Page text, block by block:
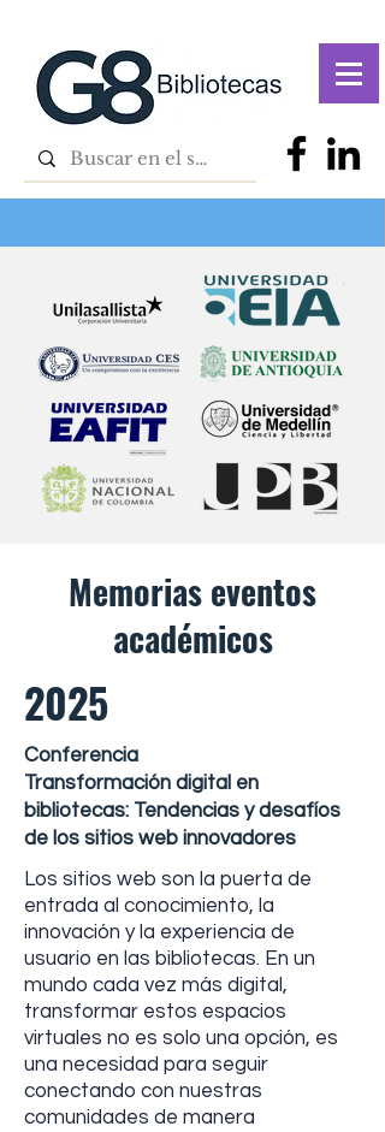
Memorias eventos
académicos
2025
Conferencia
Transformación digital en
bibliotecas: Tendencias y desafíos
de los sitios web innovadores
Los sitios web son la puerta de
entrada al conocimiento, la
innovación y la experiencia de
usuario en las bibliotecas. En un
mundo cada vez más digital,
transformar estos espacios
virtuales no es solo una opción, es
una necesidad para seguir
conectando con nuestras
comunidades de manera